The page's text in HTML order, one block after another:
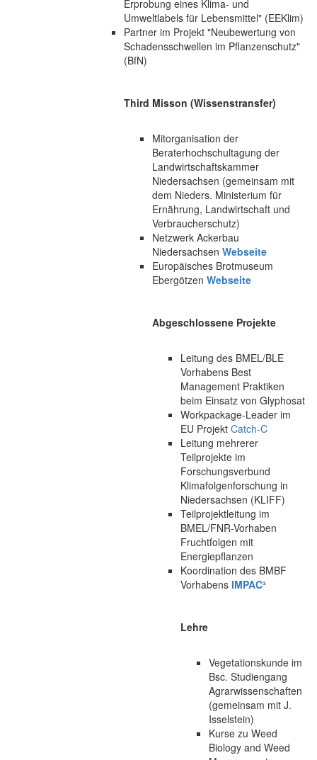
Erprobung eines Klima- und
Umweltlabels für Lebensmittel" (EEKlim)
Partner im Projekt "Neubewertung von
Schadensschwellen im Pflanzenschutz"
(BfN)
Third Misson (Wissenstransfer)
Mitorganisation der
Beraterhochschultagung der
Landwirtschaftskammer
Niedersachsen (gemeinsam mit
dem Nieders. Ministerium für
Ernährung, Landwirtschaft und
Verbraucherschutz)
Netzwerk Ackerbau
Niedersachsen Webseite
Europäisches Brotmuseum
Ebergötzen Webseite
Abgeschlossene Projekte
Leitung des BMEL/BLE
Vorhabens Best
Management Praktiken
beim Einsatz von Glyphosat
Workpackage-Leader im
EU Projekt Catch-C
Leitung mehrerer
Teilprojekte im
Forschungsverbund
Klimafolgenforschung in
Niedersachsen (KLIFF)
Teilprojektleitung im
BMEL/FNR-Vorhaben
Fruchtfolgen mit
Energiepflanzen
Koordination des BMBF
Vorhabens IMPAC³
Lehre
Vegetationskunde im
Bsc. Studiengang
Agrarwissenschaften
(gemeinsam mit J.
Isselstein)
Kurse zu Weed
Biology and Weed